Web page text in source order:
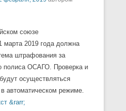
союзе
марта 2019 года должна
штрафования за
полиса ОСАГО. Проверка и
осуществляться
автоматическом режиме.
&rarr;